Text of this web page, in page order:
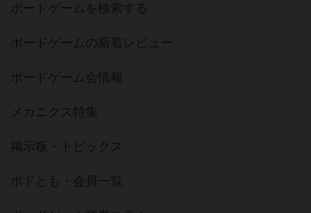
ボードゲームを検索する
ボードゲームの新着レビュー
ボードゲーム会情報
メカニクス特集
掲示板・トピックス
ボドとも・会員一覧